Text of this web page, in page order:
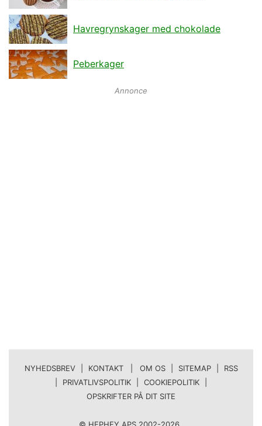
Havregrynskager med chokolade
Peberkager
Annonce
NYHEDSBREV KONTAKT | OM OS SITEMAP
RSS
PRIVATLIVSPOLITIK COOKIEPOLITIK
OPSKRIFTER PÅ DIT SITE